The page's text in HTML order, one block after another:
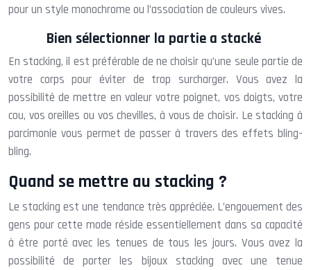
pour un style monochrome ou l’association de couleurs vives.
Bien sélectionner la partie a stacké
En stacking, il est préférable de ne choisir qu’une seule partie de
votre corps pour éviter de trop surcharger. Vous avez la
possibilité de mettre en valeur votre poignet, vos doigts, votre
cou, vos oreilles ou vos chevilles, à vous de choisir. Le stacking à
parcimonie vous permet de passer à travers des effets bling-
bling.
Quand se mettre au stacking ?
Le stacking est une tendance très appréciée. L’engouement des
gens pour cette mode réside essentiellement dans sa capacité
à être porté avec les tenues de tous les jours. Vous avez la
possibilité de porter les bijoux stacking avec une tenue